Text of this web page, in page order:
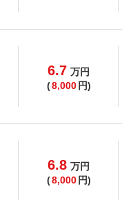
6.7 万円
(8,000 円)
6.8 万円
(8,000 円)